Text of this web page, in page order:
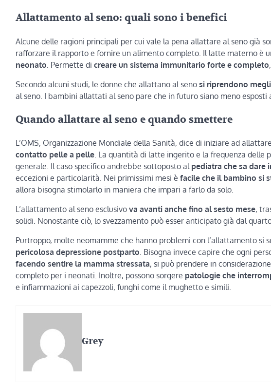
Allattamento al seno: quali sono i benefici
Alcune delle ragioni principali per cui vale la pena allattare al seno già
rafforzare il rapporto e fornire un alimento completo. Il latte materno è
neonato . Permette di creare un sistema immunitario forte e completo
Secondo alcuni studi, le donne che allattano al seno si riprendono
al seno. I bambini allattati al seno pare che in futuro siano meno esposti
Quando allattare al seno e quando smettere
L’OMS, Organizzazione Mondiale della Sanità, dice di iniziare ad
contatto pelle a pelle. La quantità di latte ingerito e la frequenza delle
generale. Il caso specifico andrebbe sottoposto al pediatra che sa dare
eccezioni e particolarità. Nei primissimi mesi è facile che il bambino si
allora bisogna stimolarlo in maniera che impari a farlo da solo.
L’allattamento al seno esclusivo va avanti anche fino al sesto mese,
solidi. Nonostante ciò, lo svezzamento può esser anticipato già dal
Purtroppo, molte neomamme che hanno problemi con l’allattamento si
pericolosa depressione postparto. Bisogna invece capire che ogni
facendo sentire la mamma stressata, si può prendere in
completo per i neonati. Inoltre, possono sorgere patologie che
e infiammazioni ai capezzoli, funghi come il mughetto e simili.
Grey